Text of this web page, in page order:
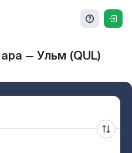
— Ульм (QUL)